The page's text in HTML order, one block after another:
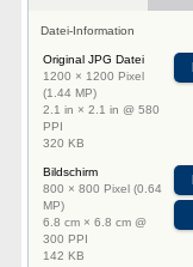
Datei-Information
Original JPG Datei
1200 × 1200 Pixel
(1.44 MP)
2.1 in × 2.1 in @ 580
PPI
320 KB
Bildschirm
800 × 800 Pixel (0.64
MP)
6.8 cm × 6.8 cm @
300 PPI
142 KB